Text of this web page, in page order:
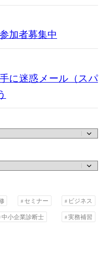
加者募集中
に迷惑メール（スパ
セミナー ビジネス
中小企業診断士 実務補習